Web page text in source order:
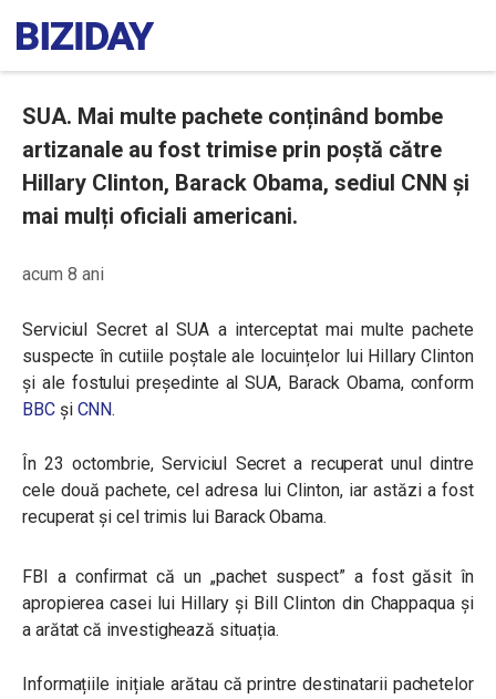
SUA. Mai multe pachete conținând bombe
artizanale au fost trimise prin poștă către
Hillary Clinton, Barack Obama, sediul CNN și
mai mulți oficiali americani.
acum 8 ani
Serviciul Secret al SUA a interceptat mai multe pachete
suspecte în cutiile poștale ale locuințelor lui Hillary Clinton
și ale fostului președinte al SUA, Barack Obama, conform
BBCși CNN.
În 23 octombrie, Serviciul Secret a recuperat unul dintre
cele două pachete, cel adresa lui Clinton, iar astăzi a fost
recuperat și cel trimis lui Barack Obama.
FBI a confirmat că un „pachet suspect” a fost găsit în
apropierea casei lui Hillary și Bill Clinton din Chappaqua și
a arătat că investighează situația.
Informațiile inițiale arătau că printre destinatarii pachetelor